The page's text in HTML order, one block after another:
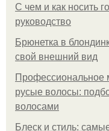
С чем и как носить
руководство
Брюнетка в
свой внешний вид
Профессиональное
русые волосы:
волосами
Блеск и стиль: